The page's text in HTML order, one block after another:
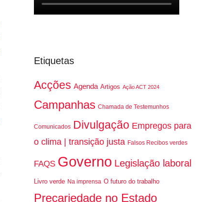
Etiquetas
Acções Agenda Artigos Ação ACT 2024
Campanhas Chamada de Testemunhos
Comunicados Divulgação Empregos para
o clima | transição justa Falsos Recibos verdes
FAQS Governo Legislação laboral
Livro verde Na imprensa O futuro do trabalho
Precariedade no Estado